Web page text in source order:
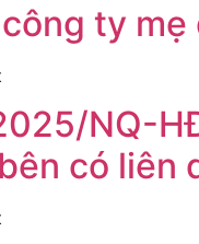
ty
NQ-
có liên